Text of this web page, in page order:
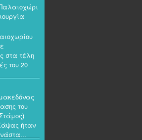
στα τέλη
του 20
του
ήταν